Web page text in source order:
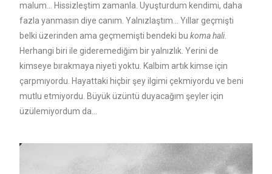
malum… Hissizleştim zamanla. Uyuşturdum kendimi, daha
fazla yanmasın diye canım. Yalnızlaştım… Yıllar geçmişti
belki üzerinden ama geçmemişti bendeki bukoma hali.
Herhangi biri ile gideremediğim bir yalnızlık. Yerini de
kimseye bırakmaya niyeti yoktu. Kalbim artık kimse için
çarpmıyordu. Hayattaki hiçbir şey ilgimi çekmiyordu ve beni
mutlu etmiyordu. Büyük üzüntü duyacağım şeyler için
üzülemiyordum da…